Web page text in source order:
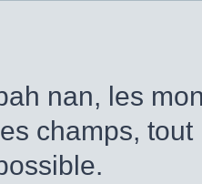
nan, les
champs,